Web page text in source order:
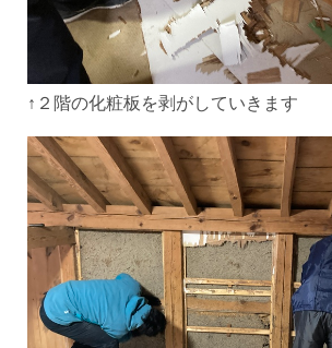
↑２階の化粧板を剥がしていきます